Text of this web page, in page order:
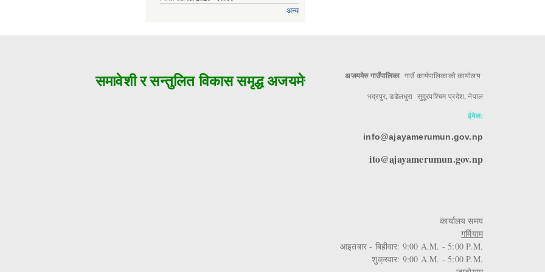
अन्य
समावेशी र सन्तुलित विकास समृद्ध अजयमेरुको मुल आधार!!अजयमेरु गाउँपालिका गाउँ कार्यपालिकाको कार्यालय
भद्रपुर, डडेलधुरा सुदूरपश्चिम प्रदेश, नेपाल
ईमेल:
info@ajayamerumun.gov.np
ito@ajayamerumun.gov.np
कार्यालय समय
गर्मियाम
आइतबार - बिहीवार: 9:00 A.M. - 5:00 P.M.
शुक्रवार: 9:00 A.M. - 5:00 P.M.